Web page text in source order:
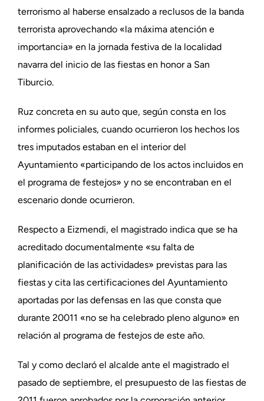
terrorismo al haberse ensalzado a reclusos de la banda
terrorista aprovechando «la máxima atención e
importancia» en la jornada festiva de la localidad
navarra del inicio de las fiestas en honor a San
Tiburcio.
Ruz concreta en su auto que, según consta en los
informes policiales, cuando ocurrieron los hechos los
tres imputados estaban en el interior del
Ayuntamiento «participando de los actos incluidos en
el programa de festejos» y no se encontraban en el
escenario donde ocurrieron.
Respecto a Eizmendi, el magistrado indica que se ha
acreditado documentalmente «su falta de
planificación de las actividades» previstas para las
fiestas y cita las certificaciones del Ayuntamiento
aportadas por las defensas en las que consta que
durante 20011 «no se ha celebrado pleno alguno» en
relación al programa de festejos de este año.
Tal y como declaró el alcalde ante el magistrado el
pasado de septiembre, el presupuesto de las fiestas de